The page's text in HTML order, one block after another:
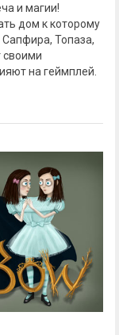
и магии!
дом к которому
Топаза,
на геймплей.